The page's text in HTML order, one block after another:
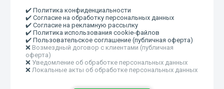
✔️ Политика конфиденциальности
✔️ Согласие на обработку персональных данных
✔️ Согласие на рекламную рассылку
✔️ Политика использования cookie-файлов
✔️ Пользовательское соглашение (публичная оферта)
❌ Возмездный договор с клиентами (публичная
оферта)
❌ Уведомление об обработке персональных данных
❌ Локальные акты об обработке персональных данных